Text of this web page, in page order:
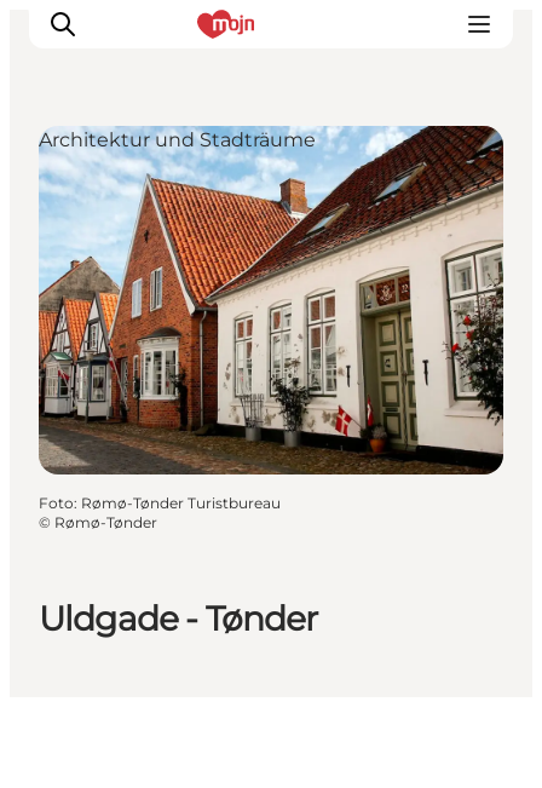
Erlebnisse
Städte und Regionen
Events
Übernachtung
Plane deine Reise
Booking
Uldgade - Tønder
Architektur und Stadträume
Foto: Rømø-Tønder Turistbureau
© Rømø-Tønder